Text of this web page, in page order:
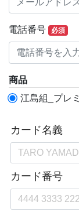
電話番号 必須
商品
江島組_プレ